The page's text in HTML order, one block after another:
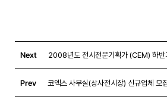
Next 2008년도 전시전문기획가 (CEM) 하반
Prev 코엑스 사무실(상사전시장) 신규업체 모